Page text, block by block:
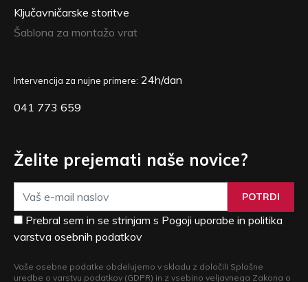
Ključavničarske storitve
Šablona za montažo vrat
Intervencija za nujne primere: 24h/dan
041 773 659
Želite prejemati naše novice?
POTRDI
Prebral sem in se strinjam s Pogoji uporabe in politika
varstva osebnih podatkov
Vaše osebne podatke obdelujemo v skladu z določili Splošne
uredbe o varstvu podatkov (GDPR) in z vsebino veljavnega Zakona o